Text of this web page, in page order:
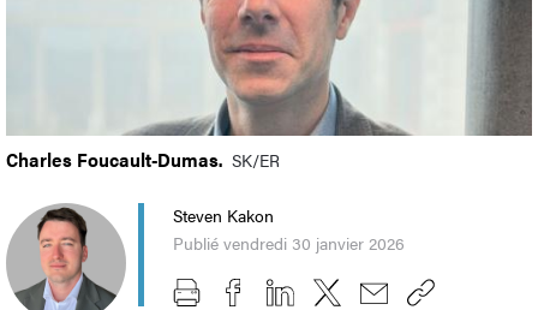
Charles Foucault-Dumas. SK/ER
Steven Kakon
Publié vendredi 30 janvier 2026